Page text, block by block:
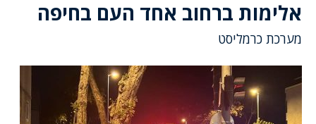
אלימות ברחוב אחד העם בחיפה
מערכת כרמליסט